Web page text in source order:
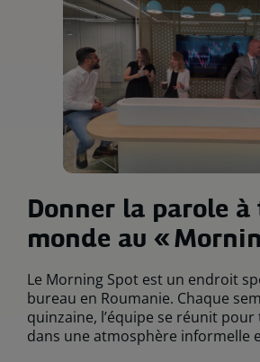
Donner la parole à
monde au «
Le Morning Spot est un endroit
bureau en Roumanie. Chaque
quinzaine, l’équipe se réunit pour
dans une atmosphère informelle